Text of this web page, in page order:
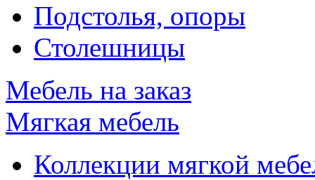
Подстолья, опоры
Столешницы
Мебель на заказ
Мягкая мебель
Коллекции мягкой